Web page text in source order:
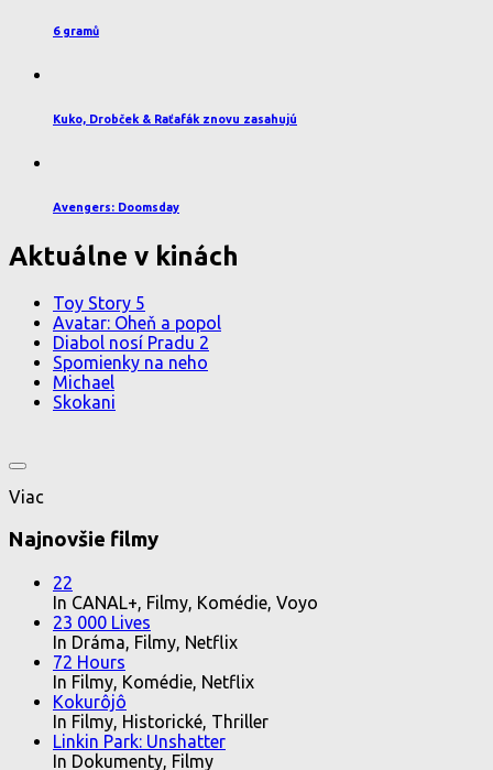
6 gramů
Kuko, Drobček & Raťafák znovu zasahujú
Avengers: Doomsday
Aktuálne v kinách
Toy Story 5
Avatar: Oheň a popol
Diabol nosí Pradu 2
Spomienky na neho
Michael
Skokani
Viac
Najnovšie filmy
22
In CANAL+, Filmy, Komédie, Voyo
23 000 Lives
In Dráma, Filmy, Netflix
72 Hours
In Filmy, Komédie, Netflix
Kokurôjô
In Filmy, Historické, Thriller
Linkin Park: Unshatter
In Dokumenty, Filmy